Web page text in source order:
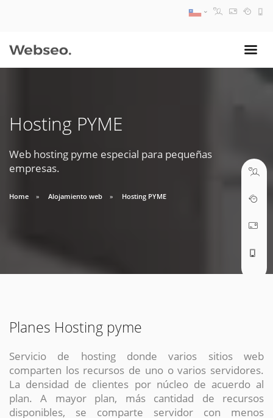
Hosting PYME
Web hosting pyme especial para pequeñas
empresas.
Home Alojamiento web Hosting PYME
Planes Hosting pyme
Servicio de hosting donde varios sitios web
comparten los recursos de uno o varios servidores.
La densidad de clientes por núcleo de acuerdo al
plan. A mayor plan, más cantidad de recursos
disponibles, se comparte servidor con menos
09:30 AM A 18:30 PM
soporte@webseo.cl